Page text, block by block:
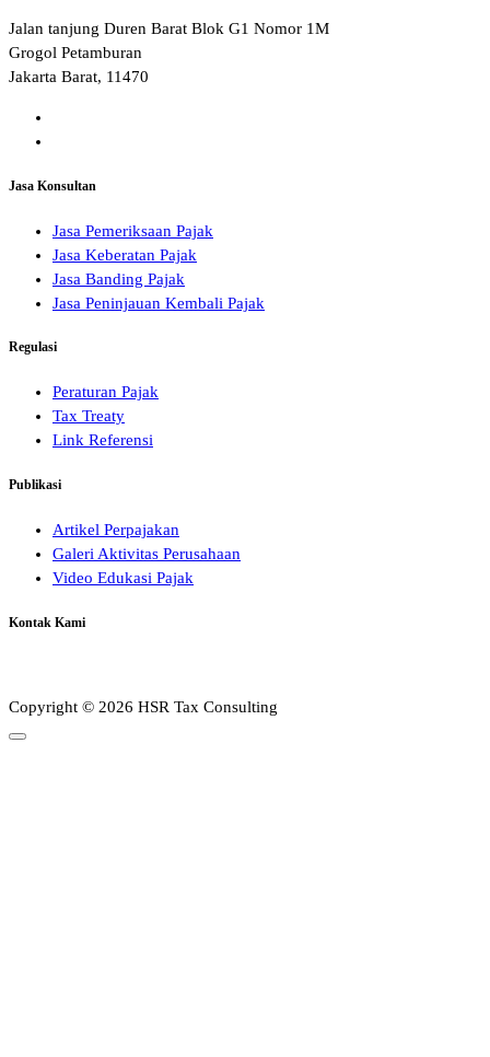
Jalan tanjung Duren Barat Blok G1 Nomor 1M
Grogol Petamburan
Jakarta Barat, 11470
Jasa Konsultan
Jasa Pemeriksaan Pajak
Jasa Keberatan Pajak
Jasa Banding Pajak
Jasa Peninjauan Kembali Pajak
Regulasi
Peraturan Pajak
Tax Treaty
Link Referensi
Publikasi
Artikel Perpajakan
Galeri Aktivitas Perusahaan
Video Edukasi Pajak
Kontak Kami
Copyright © 2026 HSR Tax Consulting